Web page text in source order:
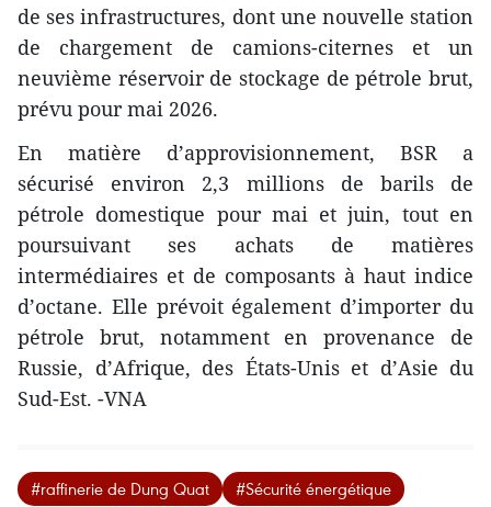
de ses infrastructures, dont une nouvelle station
de chargement de camions-citernes et un
neuvième réservoir de stockage de pétrole brut,
prévu pour mai 2026.
En matière d’approvisionnement, BSR a
sécurisé environ 2,3 millions de barils de
pétrole domestique pour mai et juin, tout en
poursuivant ses achats de matières
intermédiaires et de composants à haut indice
d’octane. Elle prévoit également d’importer du
pétrole brut, notamment en provenance de
Russie, d’Afrique, des États-Unis et d’Asie du
Sud-Est. -VNA
#raffinerie de Dung Quat #Sécurité énergétique